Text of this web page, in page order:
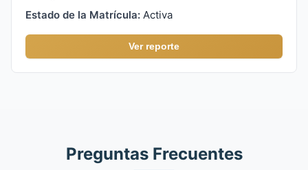
Estado de la Matrícula: Activa
Ver reporte
Preguntas Frecuentes